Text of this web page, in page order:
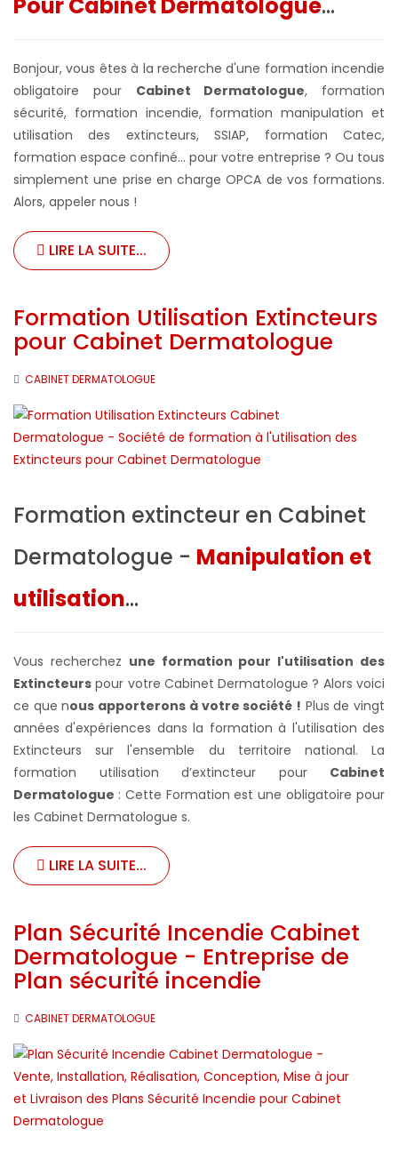
Bonjour, vous êtes à la recherche d'une formation incendie
obligatoire pour Cabinet Dermatologue, formation
sécurité, formation incendie, formation manipulation et
utilisation des extincteurs, SSIAP, formation Catec,
formation espace confiné... pour votre entreprise ? Ou tous
simplement une prise en charge OPCA de vos formations.
Alors, appeler nous !
LIRE LA SUITE...
Formation Utilisation Extincteurs
pour Cabinet Dermatologue
CABINET DERMATOLOGUE
Formation extincteur en Cabinet
Dermatologue - Manipulation et
utilisation...
Vous recherchez une formation pour l'utilisation des
Extincteurs pour votre Cabinet Dermatologue ? Alors voici
ce que nous apporterons à votre société ! Plus de vingt
années d'expériences dans la formation à l'utilisation des
Extincteurs sur l'ensemble du territoire national. La
formation utilisation d’extincteur pour Cabinet
Dermatologue : Cette Formation est une obligatoire pour
les Cabinet Dermatologue s.
LIRE LA SUITE...
Plan Sécurité Incendie Cabinet
Dermatologue - Entreprise de
Plan sécurité incendie
CABINET DERMATOLOGUE